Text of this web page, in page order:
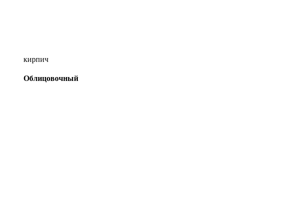
кирпич
Облицовочный